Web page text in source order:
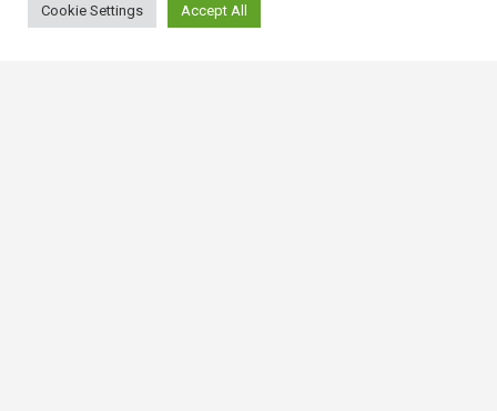
Cookie Settings Accept All